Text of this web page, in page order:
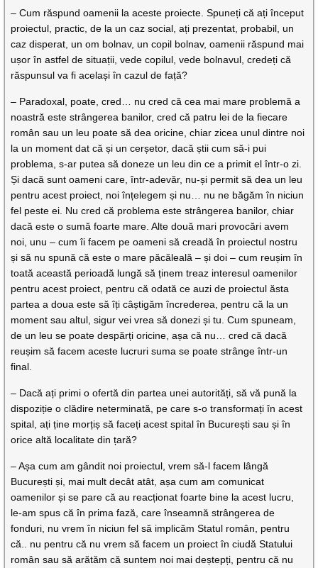
– Cum răspund oamenii la aceste proiecte. Spuneți că ați început
proiectul, practic, de la un caz social, ați prezentat, probabil, un
caz disperat, un om bolnav, un copil bolnav, oamenii răspund mai
ușor în astfel de situații, vede copilul, vede bolnavul, credeți că
răspunsul va fi același în cazul de față?
– Paradoxal, poate, cred… nu cred că cea mai mare problemă a
noastră este strângerea banilor, cred că patru lei de la fiecare
român sau un leu poate să dea oricine, chiar zicea unul dintre noi
la un moment dat că și un cerșetor, dacă știi cum să-i pui
problema, s-ar putea să doneze un leu din ce a primit el într-o zi.
Și dacă sunt oameni care, într-adevăr, nu-și permit să dea un leu
pentru acest proiect, noi înțelegem și nu… nu ne băgăm în niciun
fel peste ei. Nu cred că problema este strângerea banilor, chiar
dacă este o sumă foarte mare. Alte două mari provocări avem
noi, unu – cum îi facem pe oameni să creadă în proiectul nostru
și să nu spună că este o mare păcăleală – și doi – cum reușim în
toată această perioadă lungă să ținem treaz interesul oamenilor
pentru acest proiect, pentru că odată ce auzi de proiectul ăsta
partea a doua este să îți câștigăm încrederea, pentru că la un
moment sau altul, sigur vei vrea să donezi și tu. Cum spuneam,
de un leu se poate despărți oricine, așa că nu… cred că dacă
reușim să facem aceste lucruri suma se poate strânge într-un
final.
– Dacă ați primi o ofertă din partea unei autorități, să vă pună la
dispoziție o clădire neterminată, pe care s-o transformați în acest
spital, ați ține morțiș să faceți acest spital în București sau și în
orice altă localitate din țară?
– Așa cum am gândit noi proiectul, vrem să-l facem lângă
București și, mai mult decât atât, așa cum am comunicat
oamenilor și se pare că au reacționat foarte bine la acest lucru,
le-am spus că în prima fază, care înseamnă strângerea de
fonduri, nu vrem în niciun fel să implicăm Statul român, pentru
că.. nu pentru că nu vrem să facem un proiect în ciudă Statului
român sau să arătăm că suntem noi mai deștepți, pentru că nu